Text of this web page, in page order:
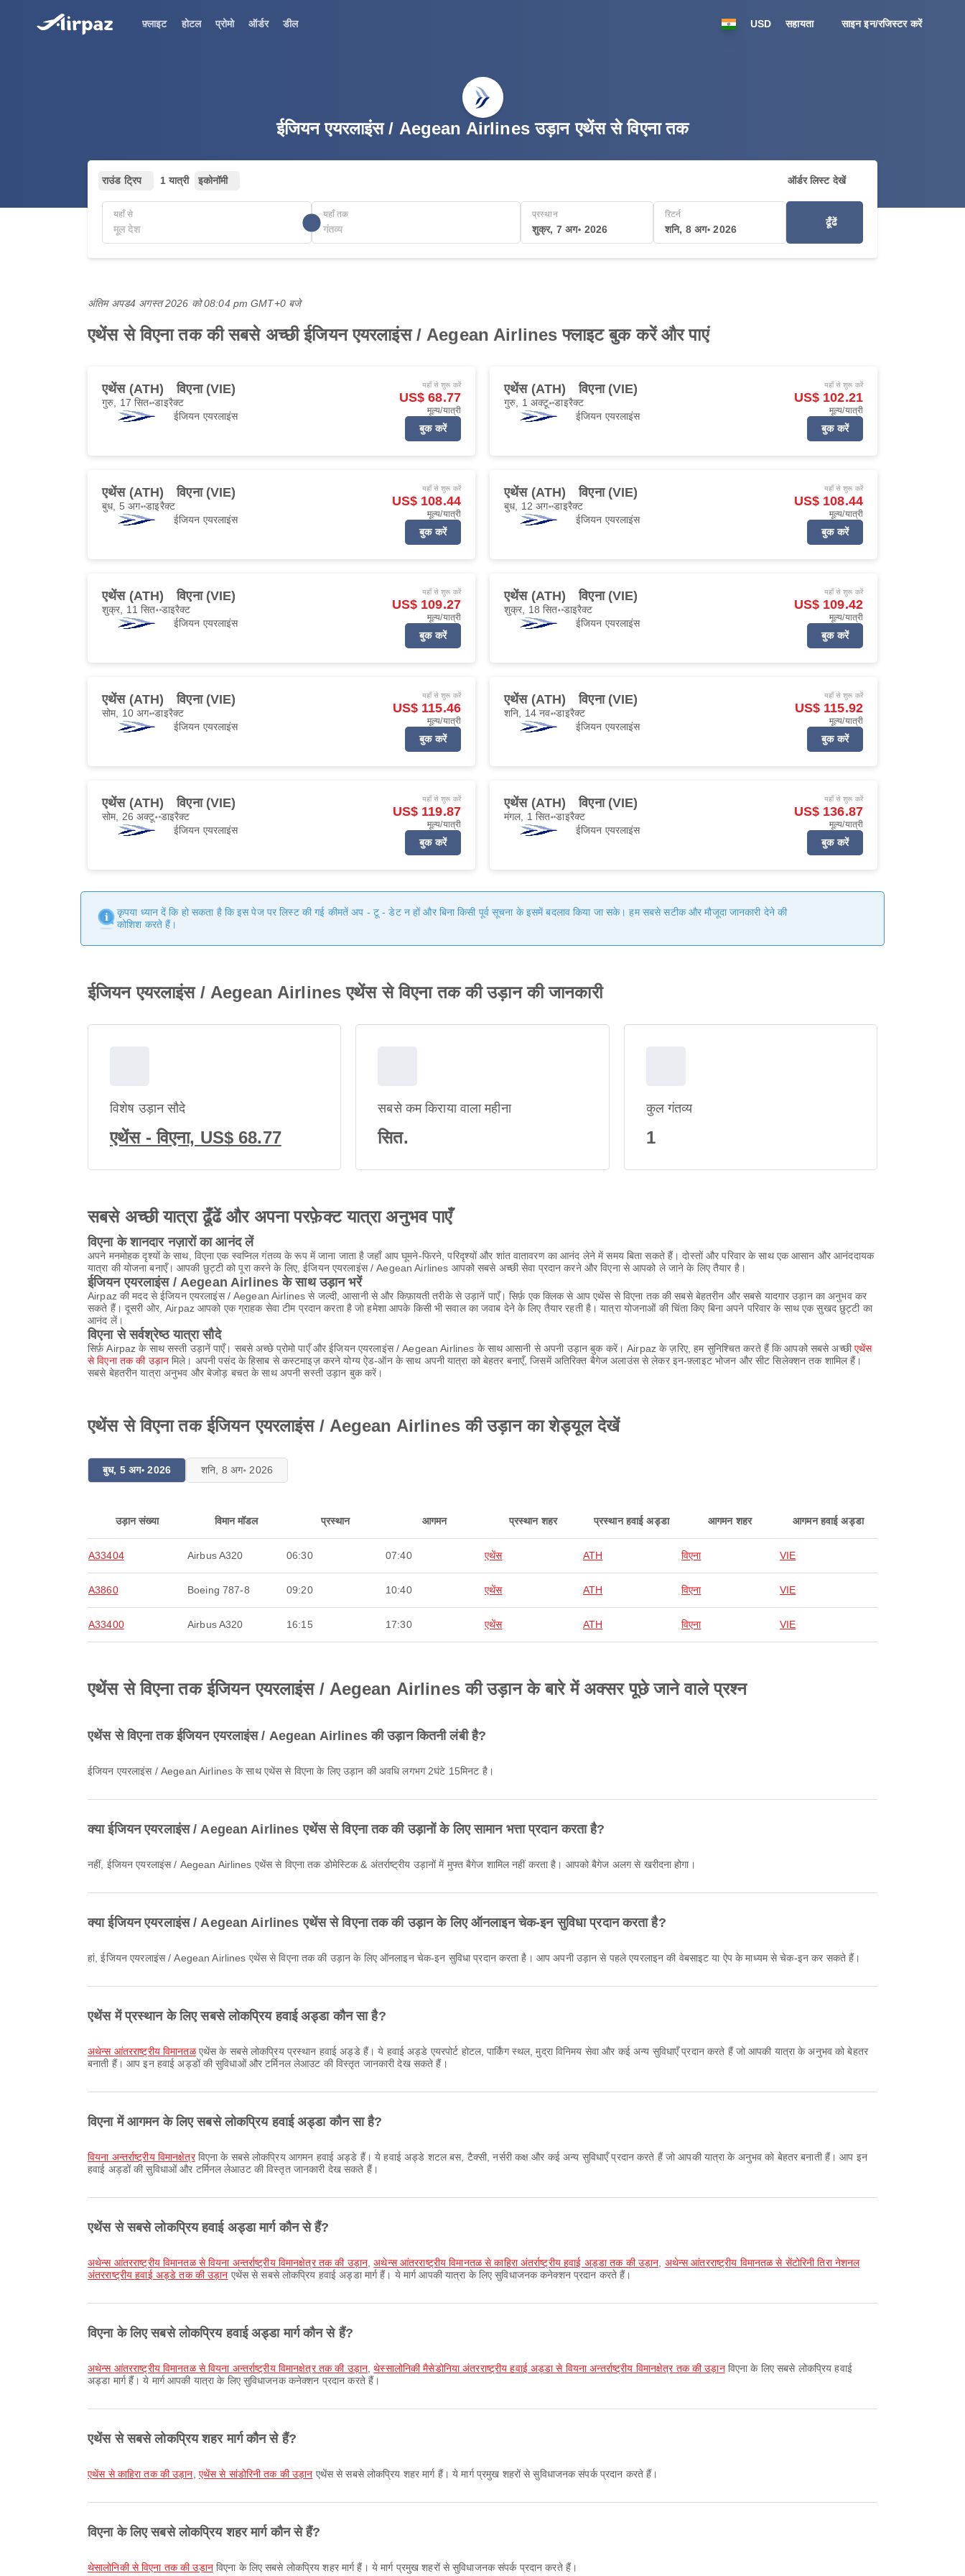
फ़्लाइट होटल प्रोमो ऑर्डर डील USD सहायता साइन इन/रजिस्टर करें
ईजियन एयरलाइंस / Aegean Airlines उड़ान एथेंस से विएना तक
राउंड ट्रिप 1 यात्री इकोनॉमी ऑर्डर लिस्ट देखें
यहाँ से यहाँ तक प्रस्थान
शुक्र, 7 अग॰ 2026
रिटर्न
शनि, 8 अग॰ 2026
ढूँढें
अंतिम अपड4 अगस्त 2026 को 08:04 pm GMT+0 बजे
एथेंस से विएना तक की सबसे अच्छी ईजियन एयरलाइंस / Aegean Airlines फ्लाइट बुक करें और पाएं
एथेंस (ATH) विएना (VIE)
गुरु, 17 सित॰डाइरैक्ट
ईजियन एयरलाइंस
यहाँ से शुरू करें
US$ 68.77
मूल्य/यात्री
बुक करें
एथेंस (ATH) विएना (VIE)
गुरु, 1 अक्टू॰डाइरैक्ट
ईजियन एयरलाइंस
यहाँ से शुरू करें
US$ 102.21
मूल्य/यात्री
बुक करें
एथेंस (ATH) विएना (VIE)
बुध, 5 अग॰डाइरैक्ट
ईजियन एयरलाइंस
यहाँ से शुरू करें
US$ 108.44
मूल्य/यात्री
बुक करें
एथेंस (ATH) विएना (VIE)
बुध, 12 अग॰डाइरैक्ट
ईजियन एयरलाइंस
यहाँ से शुरू करें
US$ 108.44
मूल्य/यात्री
बुक करें
एथेंस (ATH) विएना (VIE)
शुक्र, 11 सित॰ डाइरैक्ट
ईजियन एयरलाइंस
यहाँ से शुरू करें
US$ 109.27
मूल्य/यात्री
बुक करें
एथेंस (ATH) विएना (VIE)
शुक्र, 18 सित॰ डाइरैक्ट
ईजियन एयरलाइंस
यहाँ से शुरू करें
US$ 109.42
मूल्य/यात्री
बुक करें
एथेंस (ATH) विएना (VIE)
सोम, 10 अग॰डाइरैक्ट
ईजियन एयरलाइंस
यहाँ से शुरू करें
US$ 115.46
मूल्य/यात्री
बुक करें
एथेंस (ATH) विएना (VIE)
शनि, 14 नव॰डाइरैक्ट
ईजियन एयरलाइंस
यहाँ से शुरू करें
US$ 115.92
मूल्य/यात्री
बुक करें
एथेंस (ATH) विएना (VIE)
सोम, 26 अक्टू॰ डाइरैक्ट
ईजियन एयरलाइंस
यहाँ से शुरू करें
US$ 119.87
मूल्य/यात्री
बुक करें
एथेंस (ATH) विएना (VIE)
मंगल, 1 सित॰डाइरैक्ट
ईजियन एयरलाइंस
यहाँ से शुरू करें
US$ 136.87
मूल्य/यात्री
बुक करें
कृपया ध्यान दें कि हो सकता है कि इस पेज पर लिस्ट की गई कीमतें अप - टू - डेट न हों और बिना किसी पूर्व सूचना के इसमें बदलाव किया जा सके। हम सबसे सटीक और मौजूदा जानकारी देने की
कोशिश करते हैं।
ईजियन एयरलाइंस / Aegean Airlines एथेंस से विएना तक की उड़ान की जानकारी
विशेष उड़ान सौदे
एथेंस - विएना, US$ 68.77
सबसे कम किराया वाला महीना
सित.
कुल गंतव्य
1
सबसे अच्छी यात्रा ढूँढें और अपना परफ़ेक्ट यात्रा अनुभव पाएँ
विएना के शानदार नज़ारों का आनंद लें
अपने मनमोहक दृश्यों के साथ, विएना एक स्वप्निल गंतव्य के रूप में जाना जाता है जहाँ आप घूमने-फिरने, परिदृश्यों और शांत वातावरण का आनंद लेने में समय बिता सकते हैं। दोस्तों और परिवार के साथ एक आसान और आनंददायक
यात्रा की योजना बनाएँ। आपकी छुट्टी को पूरा करने के लिए, ईजियन एयरलाइंस / Aegean Airlines आपको सबसे अच्छी सेवा प्रदान करने और विएना से आपको ले जाने के लिए तैयार है।
ईजियन एयरलाइंस / Aegean Airlines के साथ उड़ान भरें
Airpaz की मदद से ईजियन एयरलाइंस / Aegean Airlines से जल्दी, आसानी से और किफ़ायती तरीके से उड़ानें पाएँ। सिर्फ़ एक क्लिक से आप एथेंस से विएना तक की सबसे बेहतरीन और सबसे यादगार उड़ान का अनुभव कर
सकते हैं। दूसरी ओर, Airpaz आपको एक ग्राहक सेवा टीम प्रदान करता है जो हमेशा आपके किसी भी सवाल का जवाब देने के लिए तैयार रहती है। यात्रा योजनाओं की चिंता किए बिना अपने परिवार के साथ एक सुखद छुट्टी का
आनंद लें।
विएना से सर्वश्रेष्ठ यात्रा सौदे
सिर्फ़ Airpaz के साथ सस्ती उड़ानें पाएँ। सबसे अच्छे प्रोमो पाएँ और ईजियन एयरलाइंस / Aegean Airlines के साथ आसानी से अपनी उड़ान बुक करें। Airpaz के ज़रिए, हम सुनिश्चित करते हैं कि आपको सबसे अच्छीएथेंस
से विएना तक की उड़ानमिले। अपनी पसंद के हिसाब से कस्टमाइज़ करने योग्य ऐड-ऑन के साथ अपनी यात्रा को बेहतर बनाएँ, जिसमें अतिरिक्त बैगेज अलाउंस से लेकर इन-फ़्लाइट भोजन और सीट सिलेक्शन तक शामिल हैं।
सबसे बेहतरीन यात्रा अनुभव और बेजोड़ बचत के साथ अपनी सस्ती उड़ान बुक करें।
एथेंस से विएना तक ईजियन एयरलाइंस / Aegean Airlines की उड़ान का शेड्यूल देखें
बुध, 5 अग॰ 2026 शनि, 8 अग॰ 2026
उड़ान संख्या विमान मॉडल प्रस्थान आगमन प्रस्थान शहर प्रस्थान हवाई अड्डा आगमन शहर आगमन हवाई अड्डा
A33404 Airbus A320 06:30 07:40 एथेंस ATH विएना VIE
A3860 Boeing 787-8 09:20 10:40 एथेंस ATH विएना VIE
A33400 Airbus A320 16:15 17:30 एथेंस ATH विएना VIE
एथेंस से विएना तक ईजियन एयरलाइंस / Aegean Airlines की उड़ान के बारे में अक्सर पूछे जाने वाले प्रश्न
एथेंस से विएना तक ईजियन एयरलाइंस / Aegean Airlines की उड़ान कितनी लंबी है?
ईजियन एयरलाइंस / Aegean Airlines के साथ एथेंस से विएना के लिए उड़ान की अवधि लगभग 2घंटे 15मिनट है।
क्या ईजियन एयरलाइंस / Aegean Airlines एथेंस से विएना तक की उड़ानों के लिए सामान भत्ता प्रदान करता है?
नहीं, ईजियन एयरलाइंस / Aegean Airlines एथेंस से विएना तक डोमेस्टिक & अंतर्राष्ट्रीय उड़ानों में मुफ्त बैगेज शामिल नहीं करता है। आपको बैगेज अलग से खरीदना होगा।
क्या ईजियन एयरलाइंस / Aegean Airlines एथेंस से विएना तक की उड़ान के लिए ऑनलाइन चेक-इन सुविधा प्रदान करता है?
हां, ईजियन एयरलाइंस / Aegean Airlines एथेंस से विएना तक की उड़ान के लिए ऑनलाइन चेक-इन सुविधा प्रदान करता है। आप अपनी उड़ान से पहले एयरलाइन की वेबसाइट या ऐप के माध्यम से चेक-इन कर सकते हैं।
एथेंस में प्रस्थान के लिए सबसे लोकप्रिय हवाई अड्डा कौन सा है?
अथेन्स आंतरराष्ट्रीय विमानतळएथेंस के सबसे लोकप्रिय प्रस्थान हवाई अड्डे हैं। ये हवाई अड्डे एयरपोर्ट होटल, पार्किंग स्थल, मुद्रा विनिमय सेवा और कई अन्य सुविधाएँ प्रदान करते हैं जो आपकी यात्रा के अनुभव को बेहतर
बनाती हैं। आप इन हवाई अड्डों की सुविधाओं और टर्मिनल लेआउट की विस्तृत जानकारी देख सकते हैं।
विएना में आगमन के लिए सबसे लोकप्रिय हवाई अड्डा कौन सा है?
वियना अन्तर्राष्ट्रीय विमानक्षेत्रविएना के सबसे लोकप्रिय आगमन हवाई अड्डे हैं। ये हवाई अड्डे शटल बस, टैक्सी, नर्सरी कक्ष और कई अन्य सुविधाएँ प्रदान करते हैं जो आपकी यात्रा के अनुभव को बेहतर बनाती हैं। आप इन
हवाई अड्डों की सुविधाओं और टर्मिनल लेआउट की विस्तृत जानकारी देख सकते हैं।
एथेंस से सबसे लोकप्रिय हवाई अड्डा मार्ग कौन से हैं?
अथेन्स आंतरराष्ट्रीय विमानतळ से वियना अन्तर्राष्ट्रीय विमानक्षेत्र तक की उड़ान ,अथेन्स आंतरराष्ट्रीय विमानतळ से काहिरा अंतर्राष्ट्रीय हवाई अड्डा तक की उड़ान अथेन्स आंतरराष्ट्रीय विमानतळ से सेंटोरिनी तिरा नेशनल
अंतरराष्ट्रीय हवाई अड्डे तक की उड़ान एथेंस से सबसे लोकप्रिय हवाई अड्डा मार्ग हैं। ये मार्ग आपकी यात्रा के लिए सुविधाजनक कनेक्शन प्रदान करते हैं।
विएना के लिए सबसे लोकप्रिय हवाई अड्डा मार्ग कौन से हैं?
अथेन्स आंतरराष्ट्रीय विमानतळ से वियना अन्तर्राष्ट्रीय विमानक्षेत्र तक की उड़ान ,थेस्सालोनिकी मैसेडोनिया अंतरराष्ट्रीय हवाई अड्डा से वियना अन्तर्राष्ट्रीय विमानक्षेत्र तक की उड़ानविएना के लिए सबसे लोकप्रिय हवाई
अड्डा मार्ग हैं। ये मार्ग आपकी यात्रा के लिए सुविधाजनक कनेक्शन प्रदान करते हैं।
एथेंस से सबसे लोकप्रिय शहर मार्ग कौन से हैं?
एथेंस से काहिरा तक की उड़ान एथेंस से सांडोरिनी तक की उड़ान एथेंस से सबसे लोकप्रिय शहर मार्ग हैं। ये मार्ग प्रमुख शहरों से सुविधाजनक संपर्क प्रदान करते हैं।
विएना के लिए सबसे लोकप्रिय शहर मार्ग कौन से हैं?
थेसालोनिकी से विएना तक की उड़ानविएना के लिए सबसे लोकप्रिय शहर मार्ग हैं। ये मार्ग प्रमुख शहरों से सुविधाजनक संपर्क प्रदान करते हैं।